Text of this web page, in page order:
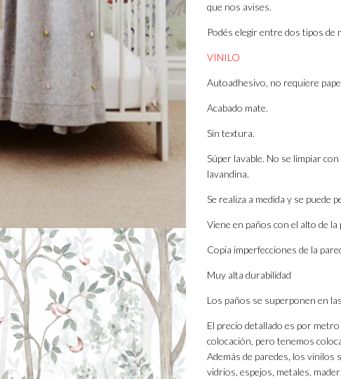
que nos avises.
Podés elegir entre dos tipos de
VINILO
Autoadhesivo, no requiere
Acabado mate.
Sin textura.
Súper lavable. No se limpiar
lavandina.
Se realiza a medida y se puede
Viene en paños con el alto de la
Copia imperfecciones de la
Muy alta durabilidad
Los paños se superponen en
El precio detallado es por
colocación, pero tenemos
Además de paredes, los vinilos
vidrios, espejos, metales,